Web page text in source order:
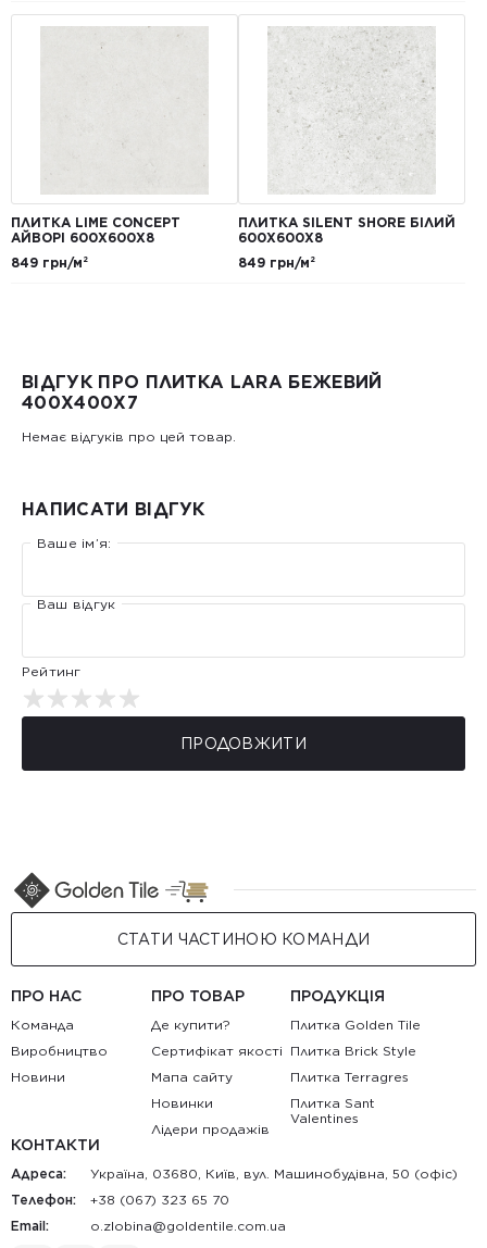
ПЛИТКА LIME CONCEPT
АЙВОРІ 600Х600Х8
849 грн/м²
ПЛИТКА SILENT SHORE БІЛИЙ
600Х600Х8
849 грн/м²
ВІДГУК ПРО ПЛИТКА LARA БЕЖЕВИЙ
400Х400Х7
Немає відгуків про цей товар.
НАПИСАТИ ВІДГУК
Ваше ім’я:
Ваш відгук
Рейтинг
ПРОДОВЖИТИ
СТАТИ ЧАСТИНОЮ КОМАНДИ
ПРО НАС
Команда
Виробництво
Новини
ПРО ТОВАР
Де купити?
Сертифікат якості
Мапа сайту
Новинки
Лідери продажів
ПРОДУКЦІЯ
Плитка Golden Tile
Плитка Brick Style
Плитка Terragres
Плитка Sant
Valentines
КОНТАКТИ
Адреса:
Україна, 03680, Київ, вул. Машинобудівна, 50 (офіс)
Телефон:
+38 (067) 323 65 70
Email:
au.moc.elitnedlog@anibolz.o